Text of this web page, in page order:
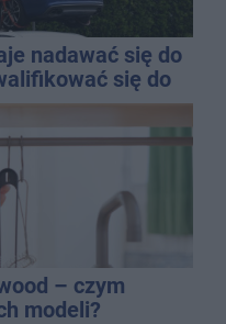
nadawać się do
się do
– czym
modeli?